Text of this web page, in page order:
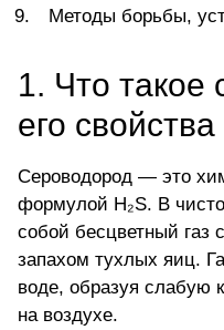
Методы борьбы,
1. Что такое
его свойства
Сероводород — это
формулой H₂S. В
собой бесцветный газ
запахом тухлых яиц.
воде, образуя слабую
на воздухе.